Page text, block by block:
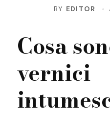
BY EDITOR
Cosa
vernici